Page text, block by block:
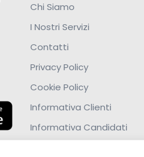
Chi Siamo
I Nostri Servizi
Contatti
Privacy Policy
Cookie Policy
Informativa Clienti
Informativa Candidati